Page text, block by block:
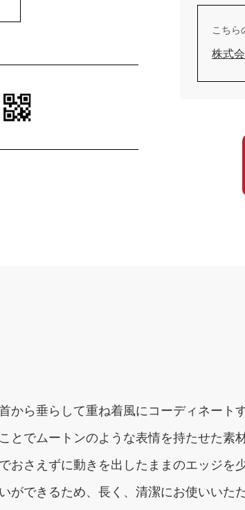
こちら
株式
から垂らして重ね着風にコーディネート
とでムートンのような表情を持たせた素
おさえずに動きを出したままのエッジを
できるため、長く、清潔にお使いいただ